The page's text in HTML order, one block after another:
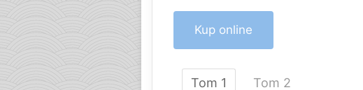
Kup online
Tom 1 Tom 2